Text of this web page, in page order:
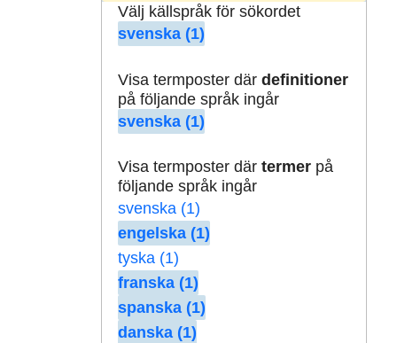
Välj källspråk för sökordet
svenska (1)
Visa termposter där definitioner
på följande språk ingår
svenska (1)
Visa termposter där termerpå
följande språk ingår
svenska (1)
engelska (1)
tyska (1)
franska (1)
spanska (1)
danska (1)